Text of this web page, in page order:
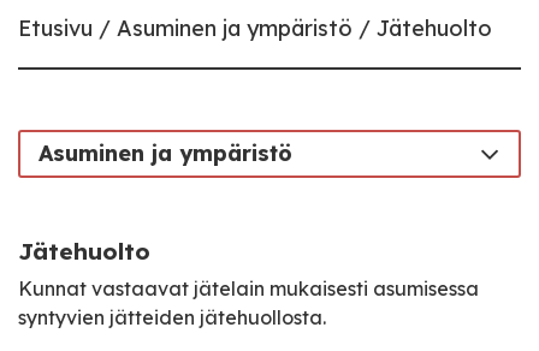
Etusivu Asuminen ja ympäristö Jätehuolto
Asuminen ja ympäristö
Jätehuolto
Kunnat vastaavat jätelain mukaisesti asumisessa
syntyvien jätteiden jätehuollosta.